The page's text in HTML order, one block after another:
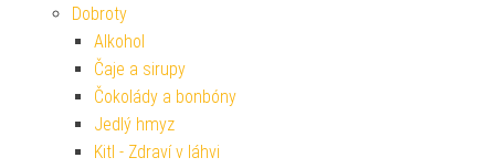
Dobroty
Alkohol
Čaje a sirupy
Čokolády a bonbóny
Jedlý hmyz
Kitl - Zdraví v láhvi